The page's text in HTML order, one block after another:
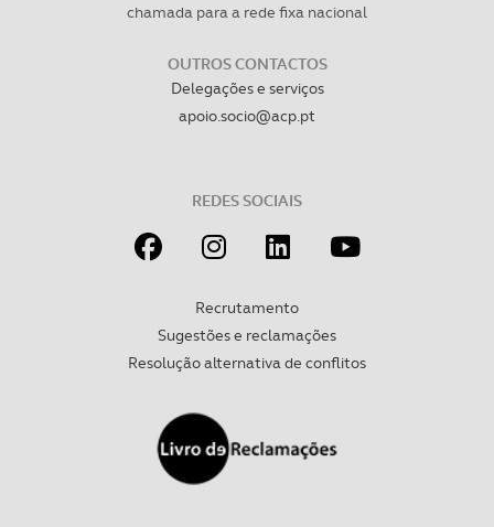
chamada para a rede fixa nacional
OUTROS CONTACTOS
Delegações e serviços
apoio.socio@acp.pt
REDES SOCIAIS
Recrutamento
Sugestões e reclamações
Resolução alternativa de conflitos